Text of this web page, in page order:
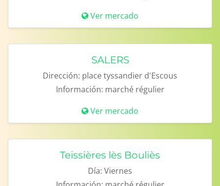
Ver mercado
SALERS
Dirección: place tyssandier d'Escous
Información: marché régulier
Ver mercado
Teissières lès Bouliès
Día: Viernes